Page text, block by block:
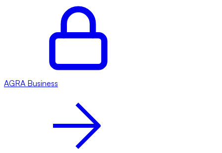
AGRA Business